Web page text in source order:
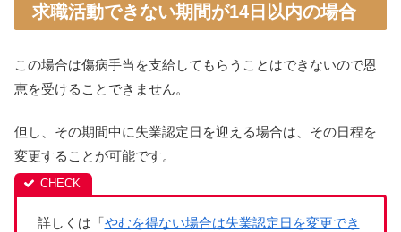
求職活動できない期間が14日以内の場合
この場合は傷病手当を支給してもらうことはできないので恩
恵を受けることできません。
但し、その期間中に失業認定日を迎える場合は、その日程を
変更することが可能です。
詳しくは「やむを得ない場合は失業認定日を変更でき